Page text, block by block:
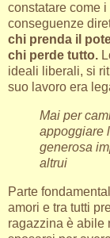
constatare come
conseguenze
chi prenda il
chi perde tutto.
ideali liberali, si
suo lavoro era
Mai per
appoggiare
generosa
altrui
Parte
amori e tra tutti
ragazzina è abile